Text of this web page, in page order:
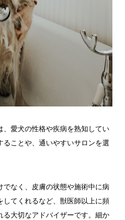
、愛犬の性格や疾病を熟知してい
ことや、通いやすいサロンを選
でなく、皮膚の状態や施術中に病
てくれるなど、獣医師以上に頻
大切なアドバイザーです。細か